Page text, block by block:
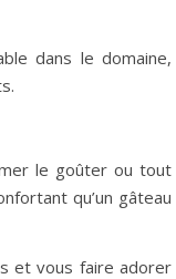
dans le domaine,
le goûter ou tout
qu’un gâteau
et vous faire adorer